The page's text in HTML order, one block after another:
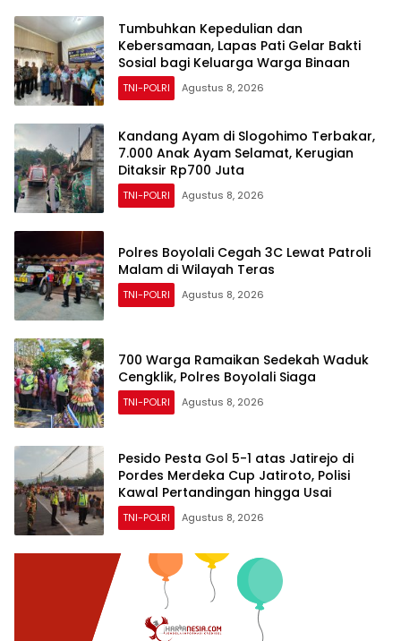
Tumbuhkan Kepedulian dan
Kebersamaan, Lapas Pati Gelar Bakti
Sosial bagi Keluarga Warga Binaan
TNI-POLRI Agustus 8, 2026
Kandang Ayam di Slogohimo Terbakar,
7.000 Anak Ayam Selamat, Kerugian
Ditaksir Rp700 Juta
TNI-POLRI Agustus 8, 2026
Polres Boyolali Cegah 3C Lewat Patroli
Malam di Wilayah Teras
TNI-POLRI Agustus 8, 2026
700 Warga Ramaikan Sedekah Waduk
Cengklik, Polres Boyolali Siaga
TNI-POLRI Agustus 8, 2026
Pesido Pesta Gol 5-1 atas Jatirejo di
Pordes Merdeka Cup Jatiroto, Polisi
Kawal Pertandingan hingga Usai
TNI-POLRI Agustus 8, 2026